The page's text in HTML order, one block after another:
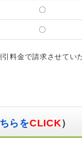
〇
〇
料金で請求させてい
らをCLICK）